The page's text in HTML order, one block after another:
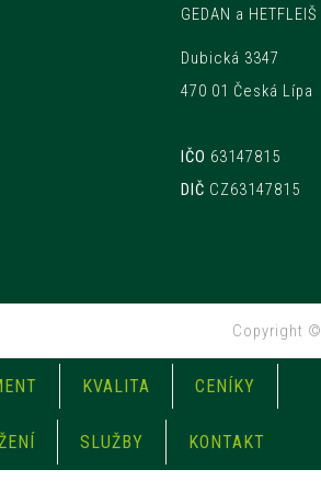
GEDAN a
Dubická 3347
470 01 Česká Lípa
IČO 63147815
DIČ CZ63147815
Copyright
KVALITA CENÍKY
SLUŽBY KONTAKT